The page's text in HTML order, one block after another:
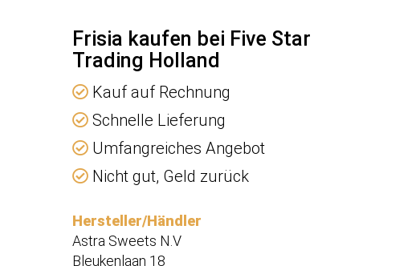
Frisia kaufen bei Five Star
Trading Holland
Kauf auf Rechnung
Schnelle Lieferung
Umfangreiches Angebot
Nicht gut, Geld zurück
Hersteller/Händler
Astra Sweets N.V
Bleukenlaan 18